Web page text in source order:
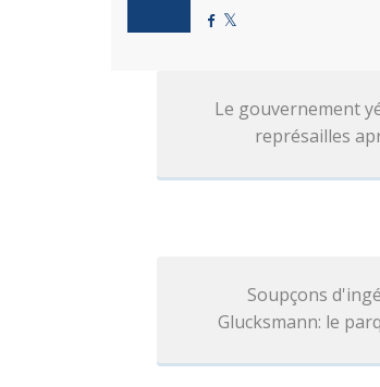
Le gouvernement
représailles
Soupçons
Glucksmann: le